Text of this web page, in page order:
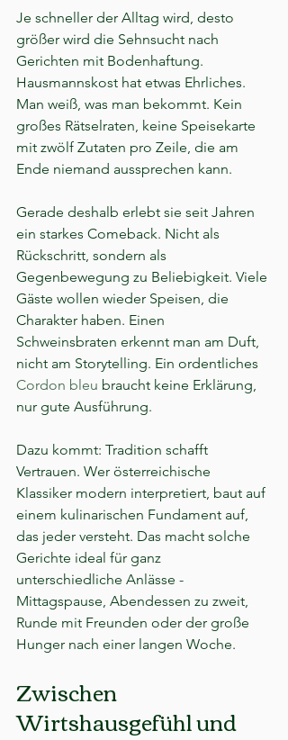
Je schneller der Alltag wird, desto
größer wird die Sehnsucht nach
Gerichten mit Bodenhaftung.
Hausmannskost hat etwas Ehrliches.
Man weiß, was man bekommt. Kein
großes Rätselraten, keine Speisekarte
mit zwölf Zutaten pro Zeile, die am
Ende niemand aussprechen kann.
Gerade deshalb erlebt sie seit Jahren
ein starkes Comeback. Nicht als
Rückschritt, sondern als
Gegenbewegung zu Beliebigkeit. Viele
Gäste wollen wieder Speisen, die
Charakter haben. Einen
Schweinsbraten erkennt man am Duft,
nicht am Storytelling. Ein ordentliches
Cordon bleu braucht keine Erklärung,
nur gute Ausführung.
Dazu kommt: Tradition schafft
Vertrauen. Wer österreichische
Klassiker modern interpretiert, baut auf
einem kulinarischen Fundament auf,
das jeder versteht. Das macht solche
Gerichte ideal für ganz
unterschiedliche Anlässe -
Mittagspause, Abendessen zu zweit,
Runde mit Freunden oder der große
Hunger nach einer langen Woche.
Zwischen
Wirtshausgefühl und